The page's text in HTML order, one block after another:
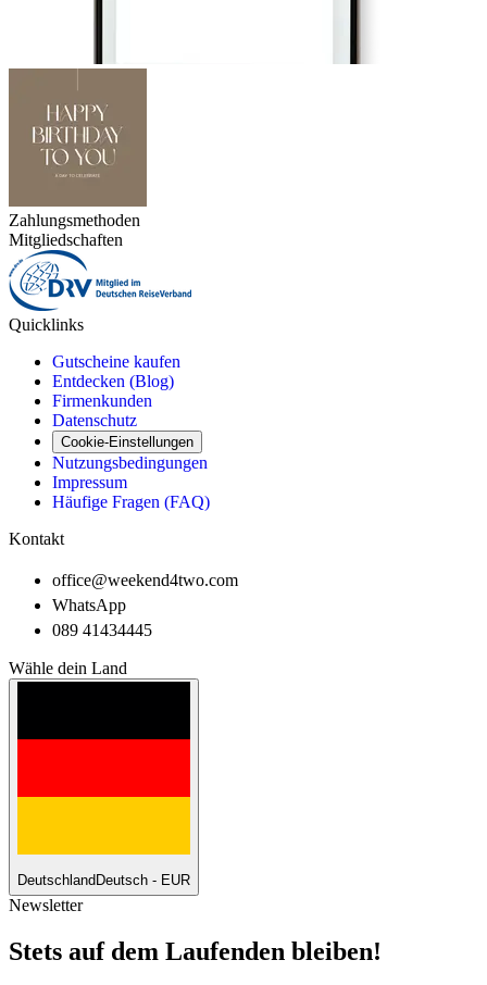
Zahlungsmethoden
Mitgliedschaften
Quicklinks
Gutscheine kaufen
Entdecken (Blog)
Firmenkunden
Datenschutz
Cookie-Einstellungen
Nutzungsbedingungen
Impressum
Häufige Fragen (FAQ)
Kontakt
office@weekend4two.com
WhatsApp
089 41434445
Wähle dein Land
Deutschland Deutsch - EUR
Newsletter
Stets auf dem Laufenden bleiben!